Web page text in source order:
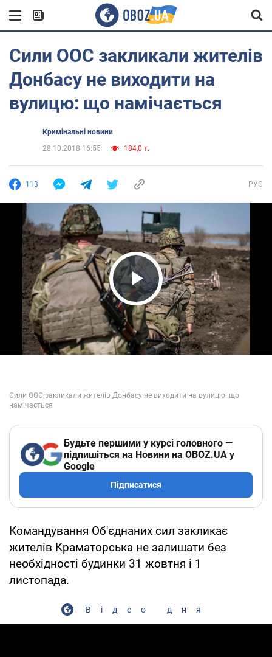
Сили ООС закликали жителів
Донбасу не виходити на
вулицю: що намічається
Кримінальні новини
28.10.2018 16:55
184,0 т.
113 РУС
Play Video
Будьте першими у курсі головного —
підпишіться на Новини на OBOZ.UA у
Google
Підписатися
Командування Об'єднаних сил закликає
жителів Краматорська не залишати без
необхідності будинки 31 жовтня і 1
листопада.
Відео дня